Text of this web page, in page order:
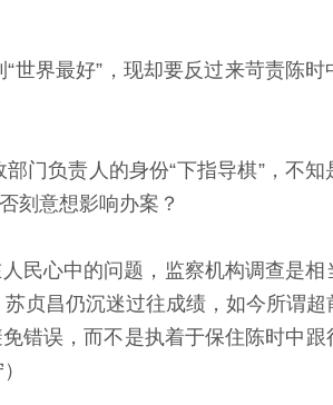
界最好”，现却要反过来苛责陈时
负责人的身份“下指导棋”，不知
刻意想影响办案？
民心中的问题，监察机构调查是相
贞昌仍沉迷过往成绩，如今所谓超
错误，而不是执着于保住陈时中跟